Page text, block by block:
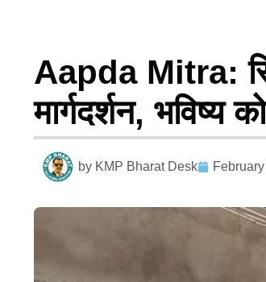
Aapda Mitra:
मार्गदर्शन,
by KMP Bharat Desk